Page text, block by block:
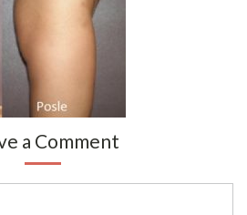
a Comment